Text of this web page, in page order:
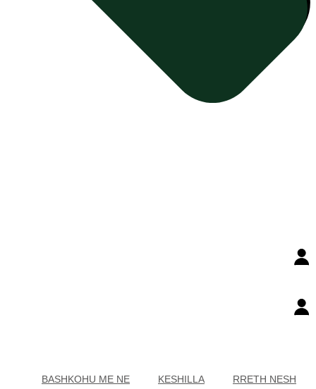
BASHKOHU ME NE KESHILLA RRETH NESH